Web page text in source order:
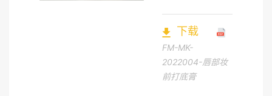
下载
FM-MK-
2022004-唇部妆
前打底膏